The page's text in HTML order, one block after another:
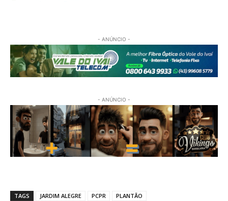
- ANÚNCIO -
- ANÚNCIO -
TAGS JARDIM ALEGRE PCPR PLANTÃO